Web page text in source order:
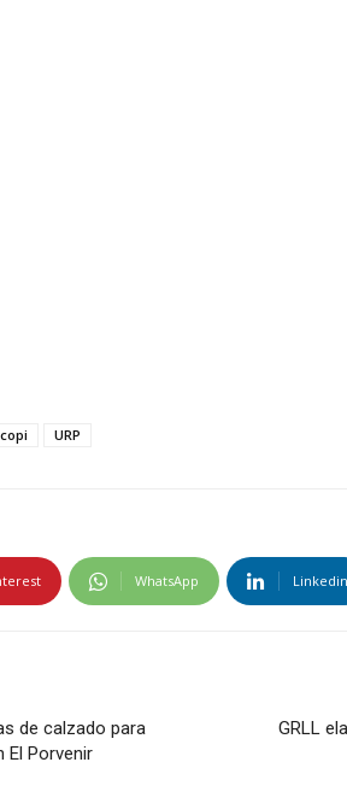
URP
WhatsApp Linkedin
de calzado para
El Porvenir
GRLL